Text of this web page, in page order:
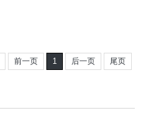
前一页 1 后一页 尾页